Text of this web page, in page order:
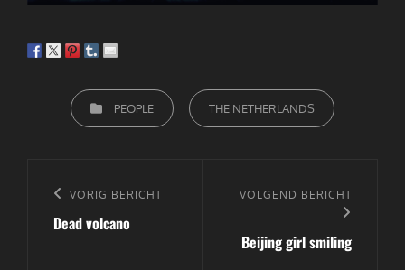
CATEGORIEËN
PEOPLE THE NETHERLANDS
navigatie
Vorig
bericht
VORIG BERICHT
Dead volcano
Volgend
VOLGEND BERICHT
Beijing girl smiling